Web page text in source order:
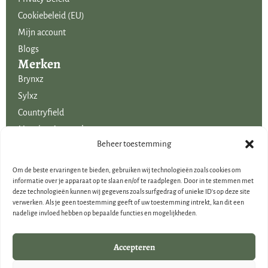
Beheer toestemming
Om de beste ervaringen te bieden, gebruiken wij technologieën zoals cookies om
informatie over je apparaat op te slaan en/of te raadplegen. Door in te stemmen met
deze technologieën kunnen wij gegevens zoals surfgedrag of unieke ID's op deze site
verwerken. Als je geen toestemming geeft of uw toestemming intrekt, kan dit een
nadelige invloed hebben op bepaalde functies en mogelijkheden.
Accepteren
Cookiebeleid (EU)
Mijn account
Blogs
Merken
Brynxz
Sylxz
Countryfield
Mansion Atmosphere
Uitgelicht voor jou!
Voordelige boeketten kunstbloemen
Woondecoraties
Cadeau-artikelen
Brynxz Outlet